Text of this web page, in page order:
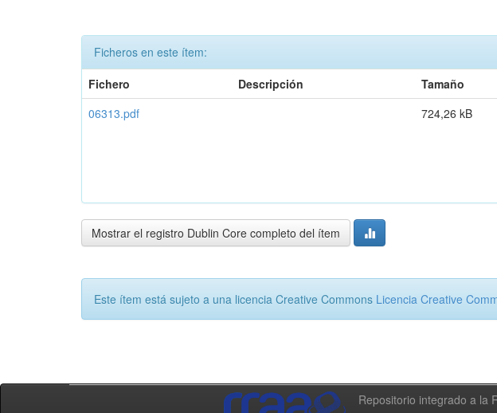
Ficheros en este ítem:
Fichero
Descripción Tamaño
06313.pdf
724,26 kB
Mostrar el registro Dublin Core completo del ítem
Este ítem está sujeto a una licencia Creative Commons Licencia Creative
Repositorio integrado a la